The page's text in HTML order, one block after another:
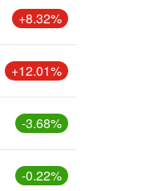
+8.32%
+12.01%
-3.68%
-0.22%